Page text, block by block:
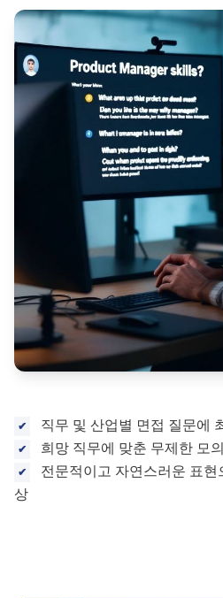
직무 및 산업별 면접 질문에
희망 직무에 맞춘 무제한 모
전문적이고 자연스러운 표
상